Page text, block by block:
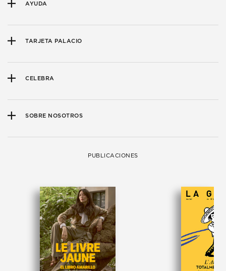
AYUDA
TARJETA PALACIO
CELEBRA
SOBRE NOSOTROS
PUBLICACIONES